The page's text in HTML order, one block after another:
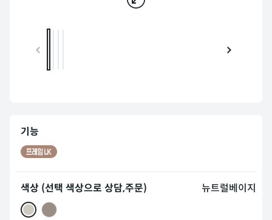
기능
색상 (선택 색상으로 상담,주문) 뉴트럴베이지